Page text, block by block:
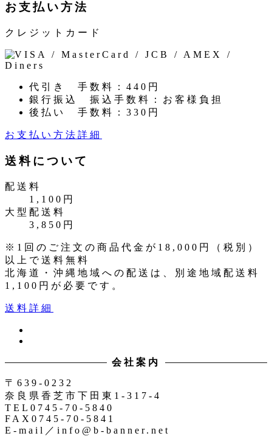
お支払い方法
クレジットカード
代引き 手数料：440円
銀行振込 振込手数料：お客様負担
後払い 手数料：330円
お支払い方法詳細
送料について
配送料
1,100円
大型配送料
3,850円
※1回のご注文の商品代金が18,000円（税別）
以上で送料無料
北海道・沖縄地域への配送は、別途地域配送料
1,100円が必要です。
送料詳細
ー
ス
タ
会社案内
〒639-0232
奈良県香芝市下田東1-317-4
TEL0745-70-5840
FAX0745-70-5841
E-mail／info@b-banner.net